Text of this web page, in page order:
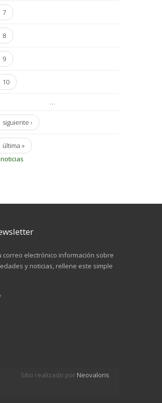
7
8
9
10
…
siguiente ›
última »
correo electrónico información sobre
y noticias, rellene este simple
Sitio realizado por Neovaloris